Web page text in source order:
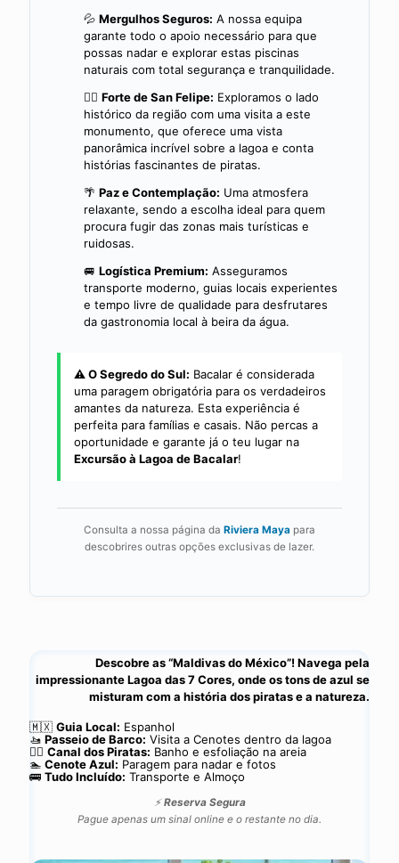
💦 Mergulhos Seguros: A nossa equipa
garante todo o apoio necessário para que
possas nadar e explorar estas piscinas
naturais com total segurança e tranquilidade.
🏴‍☠️ Forte de San Felipe: Exploramos o lado
histórico da região com uma visita a este
monumento, que oferece uma vista
panorâmica incrível sobre a lagoa e conta
histórias fascinantes de piratas.
🌴 Paz e Contemplação: Uma atmosfera
relaxante, sendo a escolha ideal para quem
procura fugir das zonas mais turísticas e
ruidosas.
🚐 Logística Premium: Asseguramos
transporte moderno, guias locais experientes
e tempo livre de qualidade para desfrutares
da gastronomia local à beira da água.
⚠️ O Segredo do Sul: Bacalar é considerada
uma paragem obrigatória para os verdadeiros
amantes da natureza. Esta experiência é
perfeita para famílias e casais. Não percas a
oportunidade e garante já o teu lugar na
Excursão à Lagoa de Bacalar!
Consulta a nossa página da Riviera Maya para
descobrires outras opções exclusivas de lazer.
Descobre as “Maldivas do México”! Navega pela
impressionante Lagoa das 7 Cores, onde os tons de azul se
misturam com a história dos piratas e a natureza.
🇲🇽 Guia Local: Espanhol
🚤 Passeio de Barco: Visita a Cenotes dentro da lagoa
🏴‍☠️ Canal dos Piratas: Banho e esfoliação na areia
🏊 Cenote Azul: Paragem para nadar e fotos
🚌 Tudo Incluído: Transporte e Almoço
⚡ Reserva Segura
Pague apenas um sinal online e o restante no dia.